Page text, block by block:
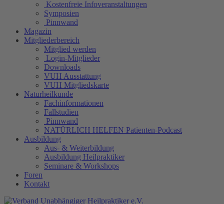
Kostenfreie Infoveranstaltungen
Symposien
Pinnwand
Magazin
Mitgliederbereich
Mitglied werden
Login-Mitglieder
Downloads
VUH Ausstattung
VUH Mitgliedskarte
Naturheilkunde
Fachinformationen
Fallstudien
Pinnwand
NATÜRLICH HELFEN Patienten-Podcast
Ausbildung
Aus- & Weiterbildung
Ausbildung Heilpraktiker
Seminare & Workshops
Foren
Kontakt